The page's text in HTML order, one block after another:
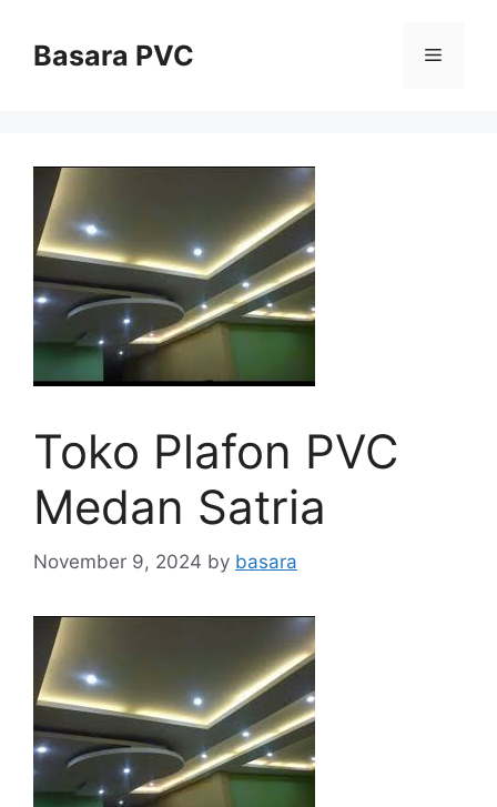
contentBasara PVC Menu
Toko Plafon PVC
Medan Satria
November 9, 2024 by basara